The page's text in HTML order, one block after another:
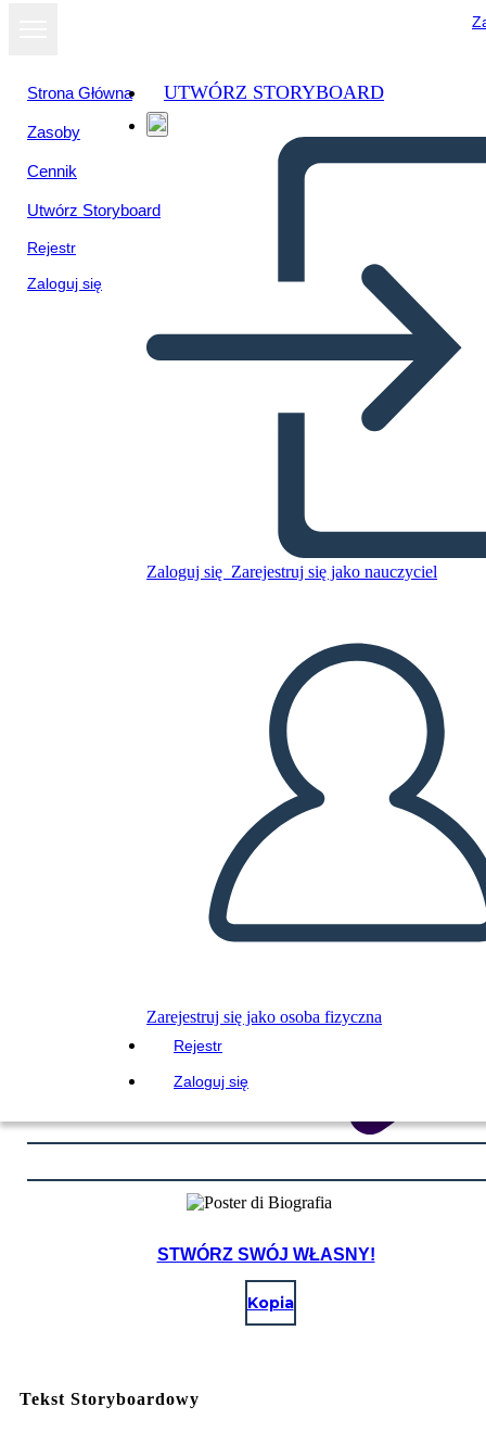
Strona Główna
Zasoby
Cennik
Utwórz Storyboard
Rejestr
Zaloguj się
UTWÓRZ STORYBOARD
Zaloguj się Zarejestruj się jako nauczyciel
Zarejestruj się jako osoba fizyczna
Rejestr
Zaloguj się
Skopiuj tę scenorys
ODTWARZANIE POKAZU SLAJDÓW
PRZECZYTAJ MI
STWÓRZ SWÓJ WŁASNY!
Kopia
Tekst Storyboardowy